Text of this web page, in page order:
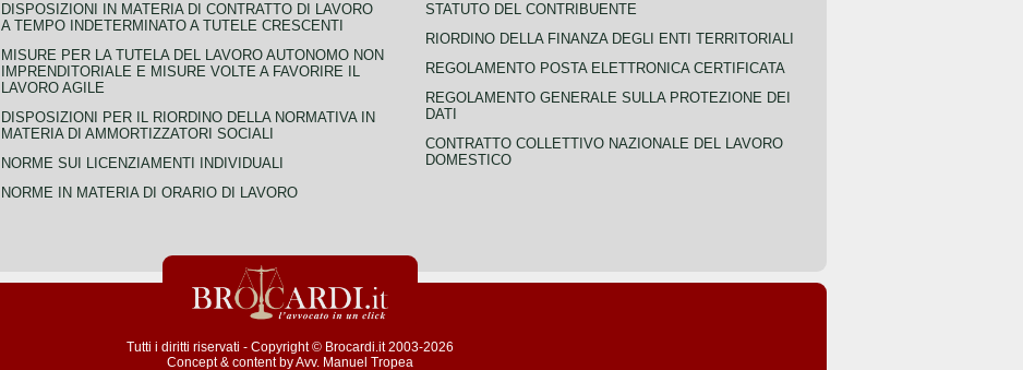
DISPOSIZIONI IN MATERIA DI CONTRATTO DI LAVORO
A TEMPO INDETERMINATO A TUTELE CRESCENTI
MISURE PER LA TUTELA DEL LAVORO AUTONOMO NON
IMPRENDITORIALE E MISURE VOLTE A FAVORIRE IL
LAVORO AGILE
DISPOSIZIONI PER IL RIORDINO DELLA NORMATIVA IN
MATERIA DI AMMORTIZZATORI SOCIALI
NORME SUI LICENZIAMENTI INDIVIDUALI
NORME IN MATERIA DI ORARIO DI LAVORO
STATUTO DEL CONTRIBUENTE
RIORDINO DELLA FINANZA DEGLI ENTI TERRITORIALI
REGOLAMENTO POSTA ELETTRONICA CERTIFICATA
REGOLAMENTO GENERALE SULLA PROTEZIONE DEI
DATI
CONTRATTO COLLETTIVO NAZIONALE DEL LAVORO
DOMESTICO
Tutti i diritti riservati - Copyright © Brocardi.it 2003-2026
Concept & content byAvv. Manuel Tropea